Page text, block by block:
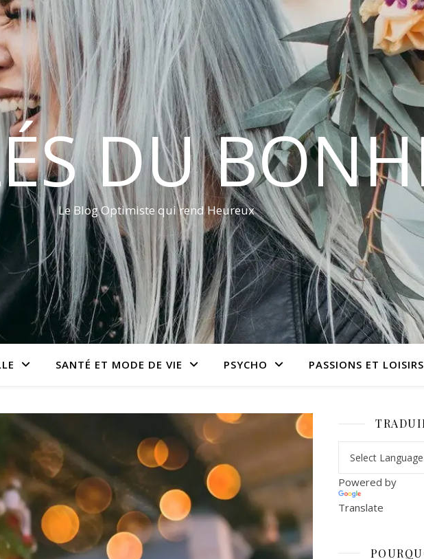
DU
Le Blog Optimiste qui rend Heureux
SANTÉ ET MODE DE VIE PSYCHO PASSIONS ET LOISIRS
Powered by
Translate